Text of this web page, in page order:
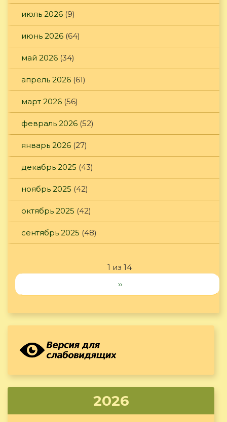
июль 2026 (9)
июнь 2026 (64)
май 2026 (34)
апрель 2026 (61)
март 2026 (56)
февраль 2026 (52)
январь 2026 (27)
декабрь 2025 (43)
ноябрь 2025 (42)
октябрь 2025 (42)
сентябрь 2025 (48)
1 из 14
››
2026